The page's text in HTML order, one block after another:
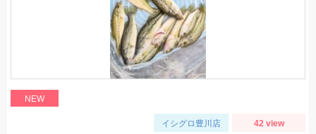
NEW
イシグロ豊川店 42 view